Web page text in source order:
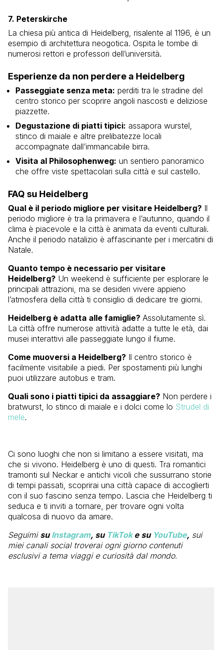
7. Peterskirche
La chiesa più antica di Heidelberg, risalente al 1196, è un
esempio di architettura neogotica. Ospita le tombe di
numerosi rettori e professori dell’università.
Esperienze da non perdere a Heidelberg
Passeggiate senza meta: perditi tra le stradine del
centro storico per scoprire angoli nascosti e deliziose
piazzette.
Degustazione di piatti tipici: assapora wurstel,
stinco di maiale e altre prelibatezze locali
accompagnate dall’immancabile birra.
Visita al Philosophenweg: un sentiero panoramico
che offre viste spettacolari sulla città e sul castello.
FAQ su Heidelberg
Qual è il periodo migliore per visitare Heidelberg? Il
periodo migliore è tra la primavera e l’autunno, quando il
clima è piacevole e la città è animata da eventi culturali.
Anche il periodo natalizio è affascinante per i mercatini di
Natale.
Quanto tempo è necessario per visitare
Heidelberg? Un weekend è sufficiente per esplorare le
principali attrazioni, ma se desideri vivere appieno
l’atmosfera della città ti consiglio di dedicare tre giorni.
Heidelberg è adatta alle famiglie? Assolutamente sì.
La città offre numerose attività adatte a tutte le età, dai
musei interattivi alle passeggiate lungo il fiume.
Come muoversi a Heidelberg? Il centro storico è
facilmente visitabile a piedi. Per spostamenti più lunghi
puoi utilizzare autobus e tram.
Quali sono i piatti tipici da assaggiare? Non perdere i
bratwurst, lo stinco di maiale e i dolci come lo Strudel di
mele.
Ci sono luoghi che non si limitano a essere visitati, ma
che si vivono. Heidelberg è uno di questi. Tra romantici
tramonti sul Neckar e antichi vicoli che sussurrano storie
di tempi passati, scoprirai una città capace di accoglierti
con il suo fascino senza tempo. Lascia che Heidelberg ti
seduca e ti inviti a tornare, per trovare ogni volta
qualcosa di nuovo da amare.
Seguimi su Instagram, su TikToke su YouTube, sui
miei canali social troverai ogni giorno contenuti
esclusivi a tema viaggi e curiosità dal mondo.